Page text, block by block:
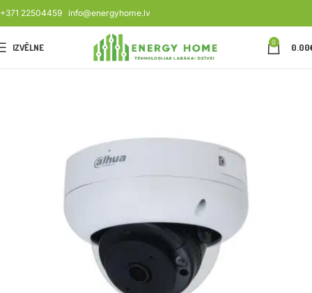
+371 22504459 info@energyhome.lv
IZVĒLNE 0 0.00